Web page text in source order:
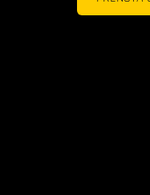
Hai prenotato ma